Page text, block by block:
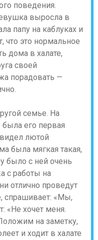
поведения.
выросла в
папу на каблуках и
что это нормальное
дома в халате,
своей
порадовать —
семье. На
была его первая
лютой
была мягкая такая,
было с ней очень
с работы на
отлично проведут
спрашивает: «Мы,
«Не хочет меня.
на заметку,
и ходит в халате